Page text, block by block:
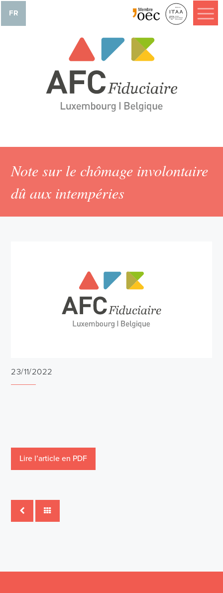
FR
Note sur le chômage involontaire
dû aux intempéries
23/11/2022
Lire l’article en PDF